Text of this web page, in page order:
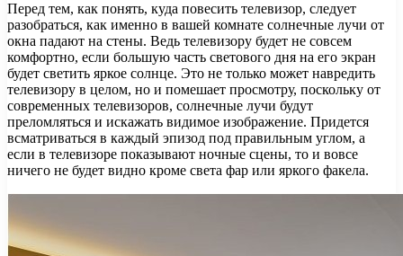
Перед тем, как понять, куда повесить телевизор, следует
разобраться, как именно в вашей комнате солнечные лучи от
окна падают на стены. Ведь телевизору будет не совсем
комфортно, если большую часть светового дня на его экран
будет светить яркое солнце. Это не только может навредить
телевизору в целом, но и помешает просмотру, поскольку от
современных телевизоров, солнечные лучи будут
преломляться и искажать видимое изображение. Придется
всматриваться в каждый эпизод под правильным углом, а
если в телевизоре показывают ночные сцены, то и вовсе
ничего не будет видно кроме света фар или яркого факела.